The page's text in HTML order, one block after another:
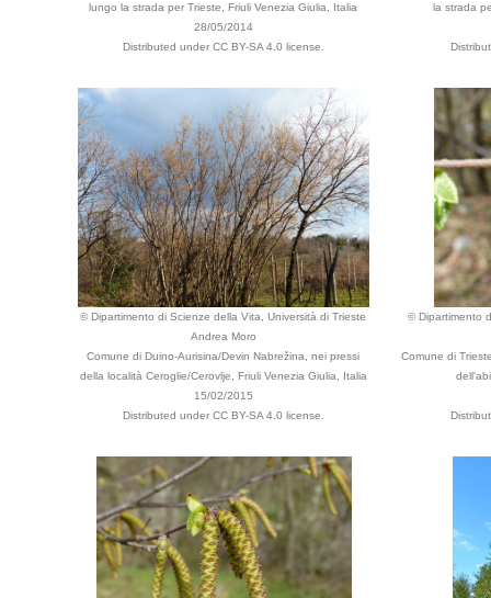
lungo la strada per Trieste, Friuli Venezia Giulia, Italia
28/05/2014
Distributed under CC BY-SA 4.0 license.
la strada
© Dipartimento di Scienze della Vita, Università di Trieste
Andrea Moro
Comune di Duino-Aurisina/Devin Nabrežina, nei pressi
della località Ceroglie/Cerovlje, Friuli Venezia Giulia, Italia
15/02/2015
Distributed under CC BY-SA 4.0 license.
© Dipartimento
Comune di